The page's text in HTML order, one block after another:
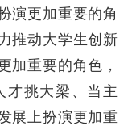
演更加重要的角
推动大学生创新
加重要的角色，
才挑大梁、当主
展上扮演更加重